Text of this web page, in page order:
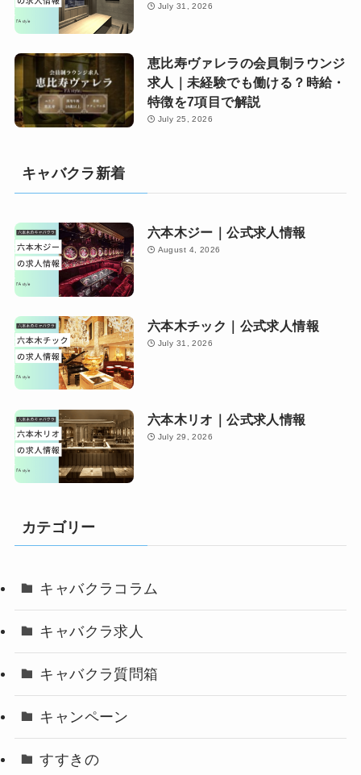
July 31, 2026
恵比寿ヴァレラの会員制ラウンジ
求人｜未経験でも働ける？時給・
特徴を7項目で解説
July 25, 2026
キャバクラ新着
六本木ジー｜公式求人情報
August 4, 2026
六本木チック｜公式求人情報
July 31, 2026
六本木リオ｜公式求人情報
July 29, 2026
カテゴリー
キャバクラコラム
キャバクラ求人
キャバクラ質問箱
キャンペーン
すすきの